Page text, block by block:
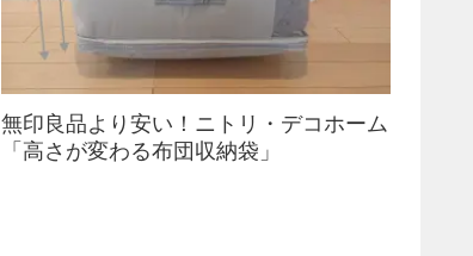
無印良品より安い！ニトリ・デコホーム
「高さが変わる布団収納袋」